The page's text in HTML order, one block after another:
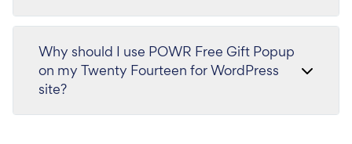
Why should I use POWR Free Gift Popup
on my Twenty Fourteen for WordPress
site?